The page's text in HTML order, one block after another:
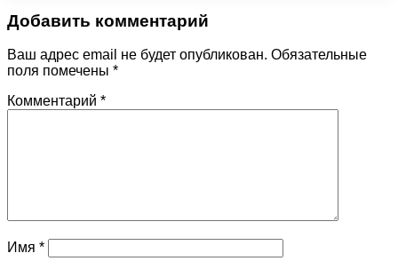
Добавить комментарий
Ваш адрес email не будет опубликован. Обязательные
поля помечены *
Комментарий *
Имя *